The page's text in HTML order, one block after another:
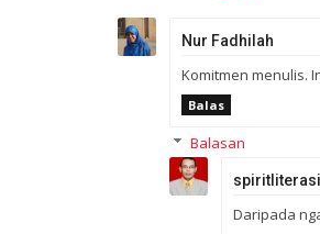
Nur Fadhilah
Komitmen menulis.
Balas
Balasan
Daripada